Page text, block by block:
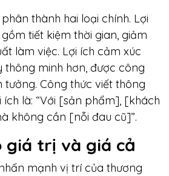
thành hai loại chính. Lợi
tiết kiệm thời gian, giảm
làm việc. Lợi ích cảm xúc
minh hơn, được công
tưởng. Công thức viết thông
là: “Với [sản phẩm], [khách
không cần [nỗi đau cũ]”.
giá trị và giá cả
mạnh vị trí của thương